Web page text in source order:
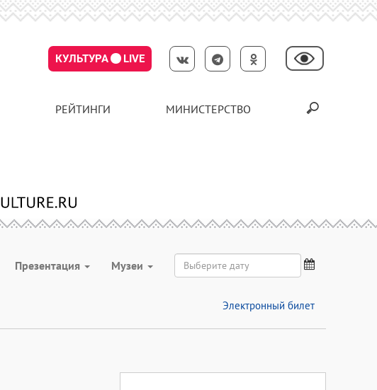
КУЛЬТУРА LIVE
РЕЙТИНГИ МИНИСТЕРСТВО
Презентация Музеи
Электронный билет